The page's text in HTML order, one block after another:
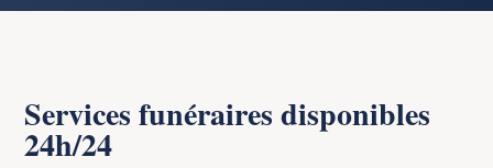
Services funéraires disponibles
24h/24